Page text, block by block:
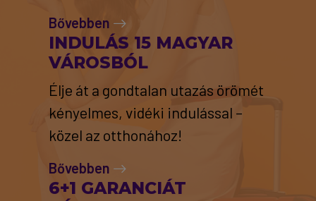
Bővebben
INDULÁS 15 MAGYAR
VÁROSBÓL
Élje át a gondtalan utazás örömét
kényelmes, vidéki indulással –
közel az otthonához!
Bővebben
6+1 GARANCIÁT